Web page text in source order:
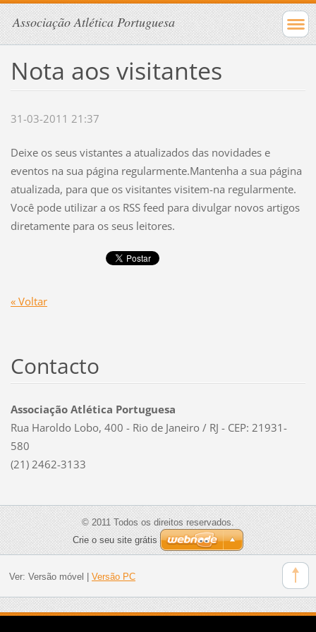
Associação Atlética Portuguesa
Nota aos visitantes
31-03-2011 21:37
Deixe os seus vistantes a atualizados das novidades e
eventos na sua página regularmente.Mantenha a sua página
atualizada, para que os visitantes visitem-na regularmente.
Você pode utilizar a os RSS feed para divulgar novos artigos
diretamente para os seus leitores.
« Voltar
Contacto
Associação Atlética Portuguesa
Rua Haroldo Lobo, 400 - Rio de Janeiro / RJ - CEP: 21931-
580
(21) 2462-3133
© 2011 Todos os direitos reservados.
Crie o seu site grátis
Ver: Versão móvel Versão PC